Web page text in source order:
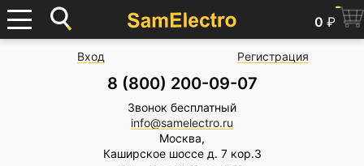
0 ₽
Вход Регистрация
8 (800) 200-09-07
Звонок бесплатный
info@samelectro.ru
Москва,
Каширское шоссе д. 7 кор.3